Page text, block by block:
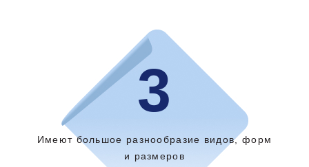
3
Имеют большое разнообразие видов, форм
и размеров